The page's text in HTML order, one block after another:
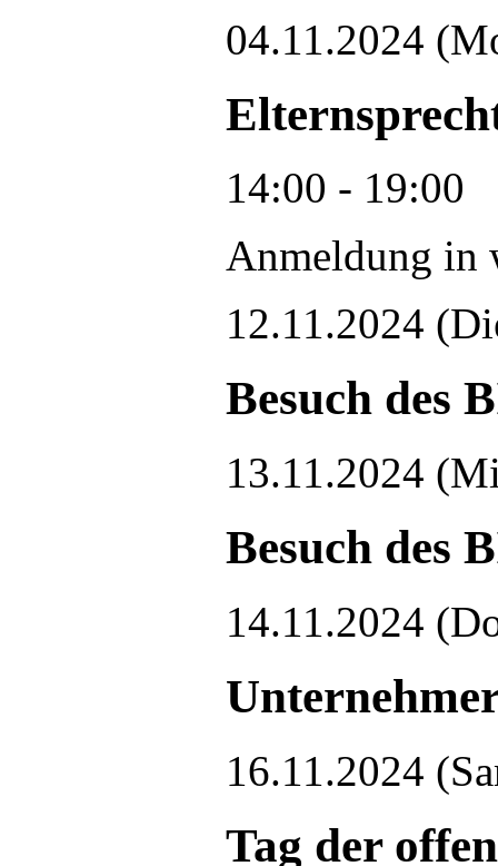
04.11.2024
14:00 - 19:00
Anmeldung in
12.11.2024
Besuch des
13.11.2024
Besuch des
14.11.2024
16.11.2024
Tag der